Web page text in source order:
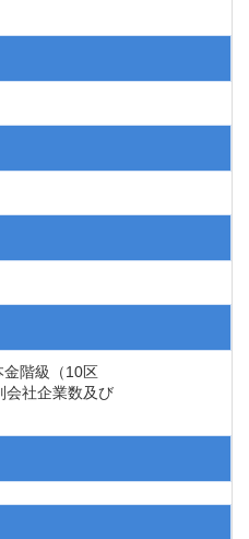
階級（10区
会社企業数及び